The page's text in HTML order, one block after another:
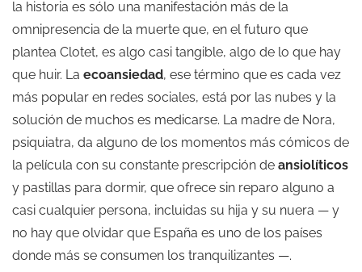
la historia es sólo una manifestación más de la
omnipresencia de la muerte que, en el futuro que
plantea Clotet, es algo casi tangible, algo de lo que hay
que huir. La ecoansiedad, ese término que es cada vez
más popular en redes sociales, está por las nubes y la
solución de muchos es medicarse. La madre de Nora,
psiquiatra, da alguno de los momentos más cómicos de
la película con su constante prescripción de ansiolíticos
y pastillas para dormir, que ofrece sin reparo alguno a
casi cualquier persona, incluidas su hija y su nuera — y
no hay que olvidar que España es uno de los países
donde más se consumen los tranquilizantes —.